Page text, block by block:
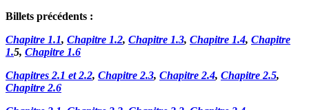
Billets précédents :
Chapitre 1.1, Chapitre 1.2, Chapitre 1.3, Chapitre 1.4, Chapitre
1.5, Chapitre 1.6
Chapitres 2.1 et 2.2, Chapitre 2.3, Chapitre 2.4, Chapitre 2.5,
Chapitre 2.6